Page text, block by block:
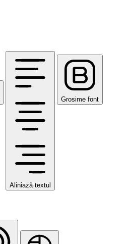
Aliniază textul
Grosime font